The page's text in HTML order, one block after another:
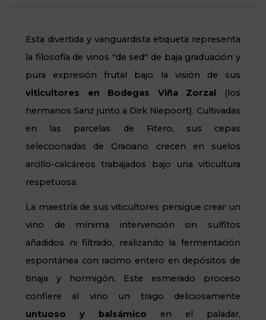
Esta divertida y vanguardista etiqueta representa
la filosofía de vinos "de sed" de baja graduación y
pura expresión frutal bajo la visión de sus
viticultores en Bodegas Viña Zorzal
(los
hermanos Sanz junto a Dirk Niepoort). Cultivadas
en las parcelas de Fitero, sus cepas
seleccionadas de Graciano crecen en suelos
arcillo-calcáreos trabajados bajo una viticultura
respetuosa.
La maestría de sus viticultores persigue crear un
vino de mínima intervención sin sulfitos
añadidos ni filtrado, realizando la fermentación
espontánea con racimo entero en depósitos de
tinaja y hormigón. Este esmerado proceso
confiere al vino un trago deliciosamente
untuoso y balsámico en el paladar,